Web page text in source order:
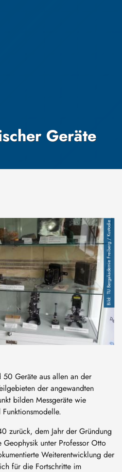
Geräte
geophysikalischer Geräte
TU Bergakademie Freiberg / Kustodie
50 Geräte aus allen an der
der angewandten
bilden Messgeräte wie
zurück, dem Jahr der Gründung
unter Professor Otto
Weiterentwicklung der
für die Fortschritte im